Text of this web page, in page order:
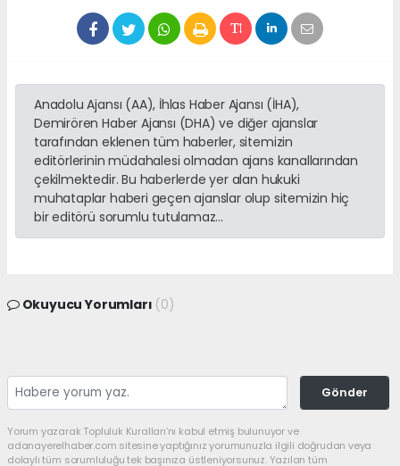
Anadolu Ajansı (AA), İhlas Haber Ajansı (İHA),
Demirören Haber Ajansı (DHA) ve diğer ajanslar
tarafından eklenen tüm haberler, sitemizin
editörlerinin müdahalesi olmadan ajans kanallarından
çekilmektedir. Bu haberlerde yer alan hukuki
muhataplar haberi geçen ajanslar olup sitemizin hiç
bir editörü sorumlu tutulamaz...
Okuyucu Yorumları (0)
Gönder
Yorum yazarak Topluluk Kuralları’nı kabul etmiş bulunuyor ve
adanayerelhaber.com sitesine yaptığınız yorumunuzla ilgili doğrudan veya
dolaylı tüm sorumluluğu tek başınıza üstleniyorsunuz. Yazılan tüm